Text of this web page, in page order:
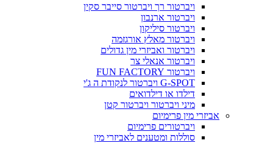
ויברטור רך ויברטור סייבר סקין
ויברטור ארנבון
ויברטור סיליקון
ויברטור מאלץ אורגזמה
ויברטור ואביזרי מין גדולים
ויברטור אנאלי צר
ויברטור FUN FACTORY
G-SPOT ויברטור לנקודת ה ג'י
דילדו או דילדואים
מיני ויברטור ויברטור קטן
אביזרי מין פרימיום
ויברטורים פרימיום
סוללות ומטענים לאביזרי מין